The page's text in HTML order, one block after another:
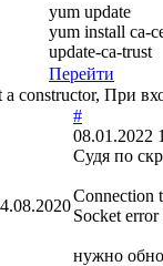
yum update
yum install ca-
update-ca-trust
Перейти
constructor, При
#
08.01.2022
Судя по
Connection
Socket
нужно